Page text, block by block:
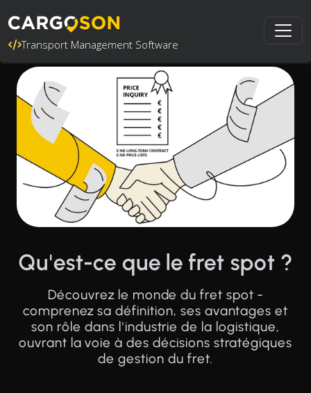
Transport Management Software
Qu'est-ce que le fret spot ?
Découvrez le monde du fret spot -
comprenez sa définition, ses avantages et
son rôle dans l'industrie de la logistique,
ouvrant la voie à des décisions stratégiques
de gestion du fret.